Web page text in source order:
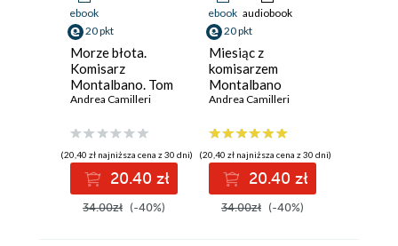
ebook
20 pkt
Morze błota.
Komisarz
Montalbano. Tom
22
Andrea Camilleri
(20,40 zł najniższa cena z 30 dni)
20.40 zł
34.00zł (-40%)
ebook audiobook
20 pkt
Miesiąc z
komisarzem
Montalbano
Andrea Camilleri
(20,40 zł najniższa cena z 30 dni)
20.40 zł
34.00zł (-40%)